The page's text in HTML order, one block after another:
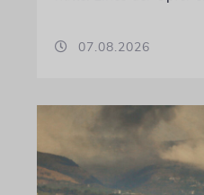
07.08.2026